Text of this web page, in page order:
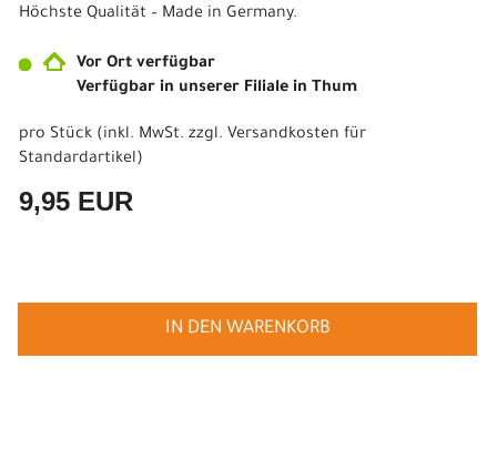
Höchste Qualität – Made in Germany.
Vor Ort verfügbar
Verfügbar in unserer Filiale in Thum
pro Stück (inkl. MwSt. zzgl. Versandkosten für
Standardartikel)
9,95 EUR
IN DEN WARENKORB